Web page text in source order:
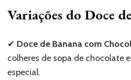
Variações do Doce
✔ Doce de Banana com
colheres de sopa de chocolate
especial.